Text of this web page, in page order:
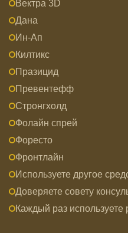
Вектра 3D
Дана
Ин-Ап
Килтикс
Празицид
Превентефф
Стронгхолд
Фолайн спрей
Форесто
Фронтлайн
Используете другое
Доверяете совету
Каждый раз используете